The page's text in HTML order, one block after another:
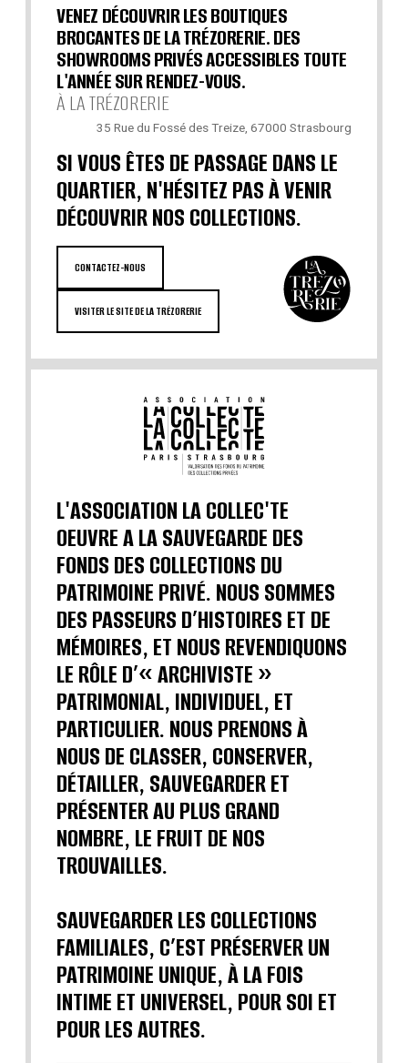
VENEZ DÉCOUVRIR LES BOUTIQUES
BROCANTES DE LA TRÉZORERIE. DES
SHOWROOMS PRIVÉS ACCESSIBLES TOUTE
L'ANNÉE SUR RENDEZ-VOUS.
À LA TRÉZORERIE
35 Rue du Fossé des Treize, 67000 Strasbourg
SI VOUS ÊTES DE PASSAGE DANS LE
QUARTIER, N'HÉSITEZ PAS À VENIR
DÉCOUVRIR NOS COLLECTIONS.
CONTACTEZ-NOUS
VISITER LE SITE DE LA TRÉZORERIE
L'ASSOCIATION LA COLLEC'TE
OEUVRE A LA SAUVEGARDE DES
FONDS DES COLLECTIONS DU
PATRIMOINE PRIVÉ. NOUS SOMMES
DES PASSEURS D’HISTOIRES ET DE
MÉMOIRES, ET NOUS REVENDIQUONS
LE RÔLE D’« ARCHIVISTE »
PATRIMONIAL, INDIVIDUEL, ET
PARTICULIER. NOUS PRENONS À
NOUS DE CLASSER, CONSERVER,
DÉTAILLER, SAUVEGARDER ET
PRÉSENTER AU PLUS GRAND
NOMBRE, LE FRUIT DE NOS
TROUVAILLES.
SAUVEGARDER LES COLLECTIONS
FAMILIALES, C’EST PRÉSERVER UN
PATRIMOINE UNIQUE, À LA FOIS
INTIME ET UNIVERSEL, POUR SOI ET
POUR LES AUTRES.